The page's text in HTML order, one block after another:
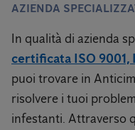
AZIENDA
In qualità di azienda
certificata ISO 9001,
puoi trovare in
risolvere i tuoi
infestanti. Attraverso